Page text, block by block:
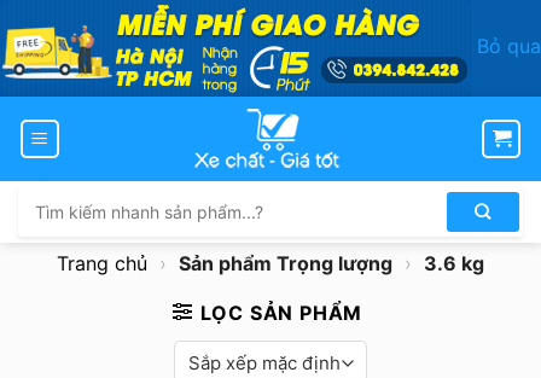
Bỏ qua
qua
dung
Tìm
Trang chủ › Sản phẩm Trọng lượng › 3.6 kg
LỌC SẢN PHẨM